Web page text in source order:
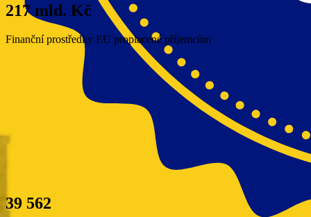
217 mld. Kč
Finanční prostředky EU proplacené příjemcům
39 562